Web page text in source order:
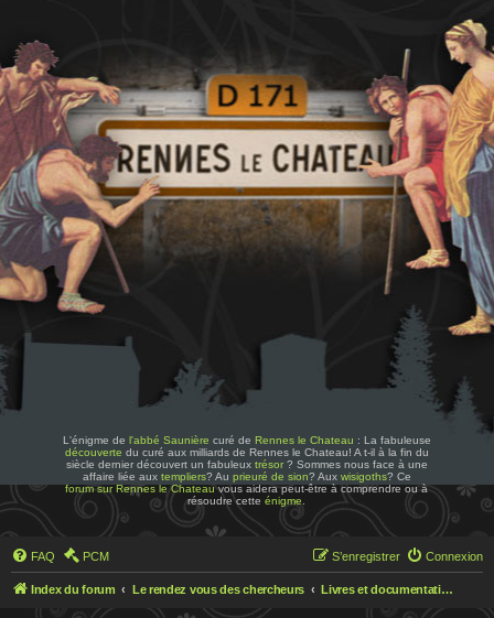
L'énigme de l'abbé Saunière curé de Rennes le Chateau : La fabuleuse
découverte du curé aux milliards de Rennes le Chateau! A t-il à la fin du
siècle dernier découvert un fabuleux trésor? Sommes nous face à une
affaire liée aux templiers? Au prieuré de sion? Aux wisigoths? Ce
forum sur Rennes le Chateauvous aidera peut-être à comprendre ou à
résoudre cetteénigme
FAQ PCM Connexion
S’enregistrer
Index du forum Le rendez vous des chercheurs Livres et documentations sur Rennes le Chateau